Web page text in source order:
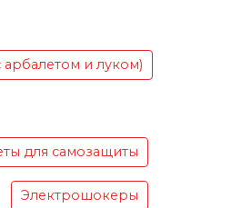
и луком)
для самозащиты
Электрошокеры